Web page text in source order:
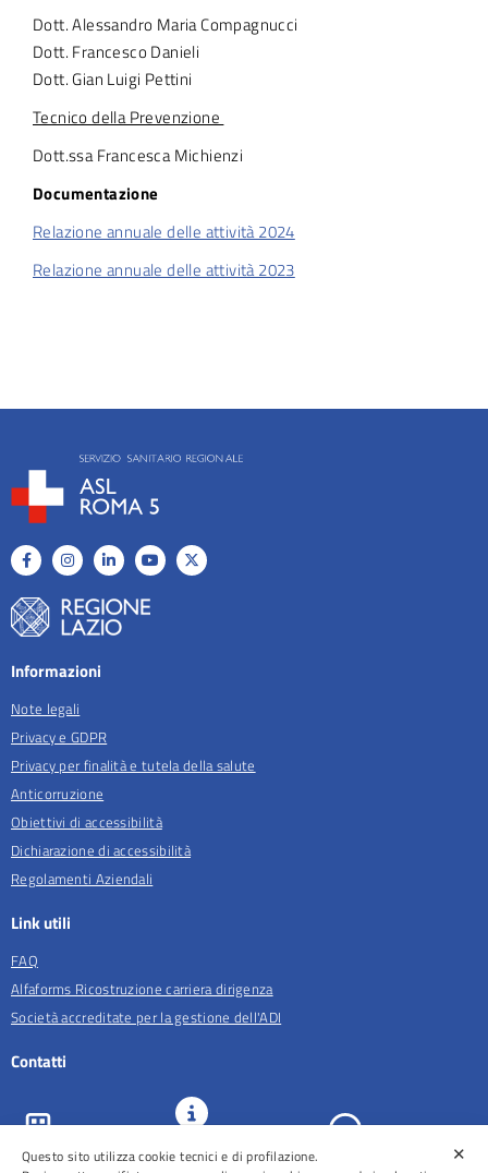
Dott. Alessandro Maria Compagnucci
Dott. Francesco Danieli
Dott. Gian Luigi Pettini
Tecnico della Prevenzione
Dott.ssa Francesca Michienzi
Documentazione
Relazione annuale delle attività 2024
Relazione annuale delle attività 2023
Informazioni
Note legali
Privacy e GDPR
Privacy per finalità e tutela della salute
Anticorruzione
Obiettivi di accessibilità
Dichiarazione di accessibilità
Regolamenti Aziendali
Link utili
FAQ
Alfaforms Ricostruzione carriera dirigenza
Società accreditate per la gestione dell'ADI
Contatti
URP e
✕
Questo sito utilizza cookie tecnici e di profilazione.